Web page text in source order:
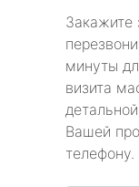
Закажите
минуты
визита
Вашей
телефону.